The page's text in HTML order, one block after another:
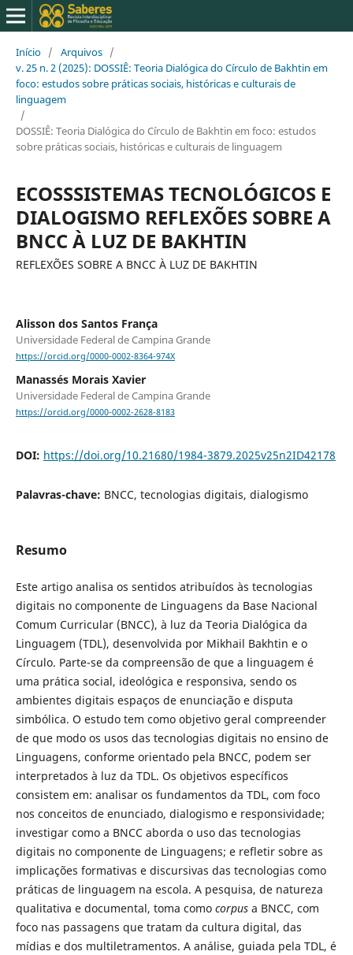
Início / Arquivos /
v. 25 n. 2 (2025): DOSSIÊ: Teoria Dialógica do Círculo de Bakhtin em
foco: estudos sobre práticas sociais, históricas e culturais de
linguagem
/
DOSSIÊ: Teoria Dialógica do Círculo de Bakhtin em foco: estudos
sobre práticas sociais, históricas e culturais de linguagem
ECOSSSISTEMAS TECNOLÓGICOS E
DIALOGISMO REFLEXÕES SOBRE A
BNCC À LUZ DE BAKHTIN
REFLEXÕES SOBRE A BNCC À LUZ DE BAKHTIN
Alisson dos Santos França
Universidade Federal de Campina Grande
https://orcid.org/0000-0002-8364-974X
Manassés Morais Xavier
Universidade Federal de Campina Grande
https://orcid.org/0000-0002-2628-8183
DOI: https://doi.org/10.21680/1984-3879.2025v25n2ID42178
Palavras-chave: BNCC, tecnologias digitais, dialogismo
Resumo
Este artigo analisa os sentidos atribuídos às tecnologias
digitais no componente de Linguagens da Base Nacional
Comum Curricular (BNCC), à luz da Teoria Dialógica da
Linguagem (TDL), desenvolvida por Mikhail Bakhtin e o
Círculo. Parte-se da compreensão de que a linguagem é
uma prática social, ideológica e responsiva, sendo os
ambientes digitais espaços de enunciação e disputa
simbólica. O estudo tem como objetivo geral compreender
de que modo os usos das tecnologias digitais no ensino de
Linguagens, conforme orientado pela BNCC, podem ser
interpretados à luz da TDL. Os objetivos específicos
consistem em: analisar os fundamentos da TDL, com foco
nos conceitos de enunciado, dialogismo e responsividade;
investigar como a BNCC aborda o uso das tecnologias
digitais no componente de Linguagens; e refletir sobre as
implicações formativas e discursivas das tecnologias como
práticas de linguagem na escola. A pesquisa, de natureza
qualitativa e documental, toma como corpusa BNCC, com
foco nas passagens que tratam da cultura digital, das
mídias e dos multiletramentos. A análise, guiada pela TDL, é